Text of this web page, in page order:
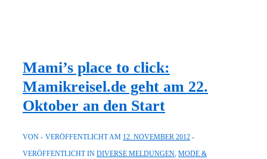
Mami’s place to click:
Mamikreisel.de geht am 22.
Oktober an den Start
VON VERÖFFENTLICHT AM 12. NOVEMBER 2012
VERÖFFENTLICHT IN DIVERSE MELDUNGEN, MODE &